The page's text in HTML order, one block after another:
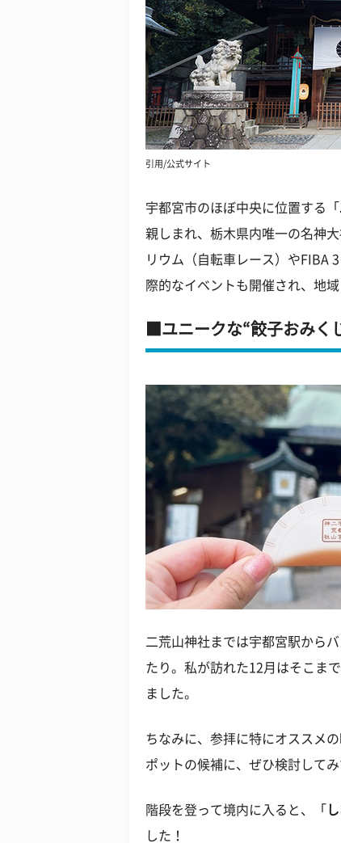
引用/公式サイト
宇都宮市のほぼ中央に位置する「
親しまれ、栃木県内唯一の名神
リウム（自転車レース）やFIBA
際的なイベントも開催され、地
ユニークな“餃子おみく
二荒山神社までは宇都宮駅から
たり。私が訪れた12月はそこま
ました。
ちなみに、参拝に特にオススメ
ポットの候補に、ぜひ検討して
階段を登って境内に入ると、「
した！